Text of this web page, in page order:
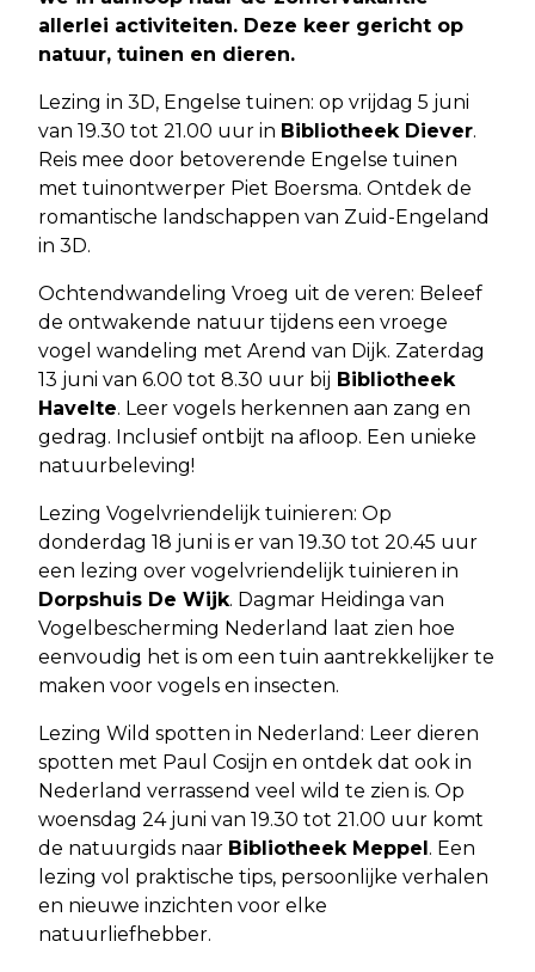
allerlei activiteiten. Deze keer gericht op
natuur, tuinen en dieren.
Lezing in 3D, Engelse tuinen: op vrijdag 5 juni
van 19.30 tot 21.00 uur in Bibliotheek Diever.
Reis mee door betoverende Engelse tuinen
met tuinontwerper Piet Boersma. Ontdek de
romantische landschappen van Zuid-Engeland
in 3D.
Ochtendwandeling Vroeg uit de veren: Beleef
de ontwakende natuur tijdens een vroege
vogel wandeling met Arend van Dijk. Zaterdag
13 juni van 6.00 tot 8.30 uur bij Bibliotheek
Havelte. Leer vogels herkennen aan zang en
gedrag. Inclusief ontbijt na afloop. Een unieke
natuurbeleving!
Lezing Vogelvriendelijk tuinieren: Op
donderdag 18 juni is er van 19.30 tot 20.45 uur
een lezing over vogelvriendelijk tuinieren in
Dorpshuis De Wijk. Dagmar Heidinga van
Vogelbescherming Nederland laat zien hoe
eenvoudig het is om een tuin aantrekkelijker te
maken voor vogels en insecten.
Lezing Wild spotten in Nederland: Leer dieren
spotten met Paul Cosijn en ontdek dat ook in
Nederland verrassend veel wild te zien is. Op
woensdag 24 juni van 19.30 tot 21.00 uur komt
de natuurgids naar Bibliotheek Meppel. Een
lezing vol praktische tips, persoonlijke verhalen
en nieuwe inzichten voor elke
natuurliefhebber.